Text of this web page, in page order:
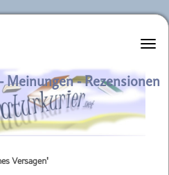
Meinungen - Rezensionen
Versagen'